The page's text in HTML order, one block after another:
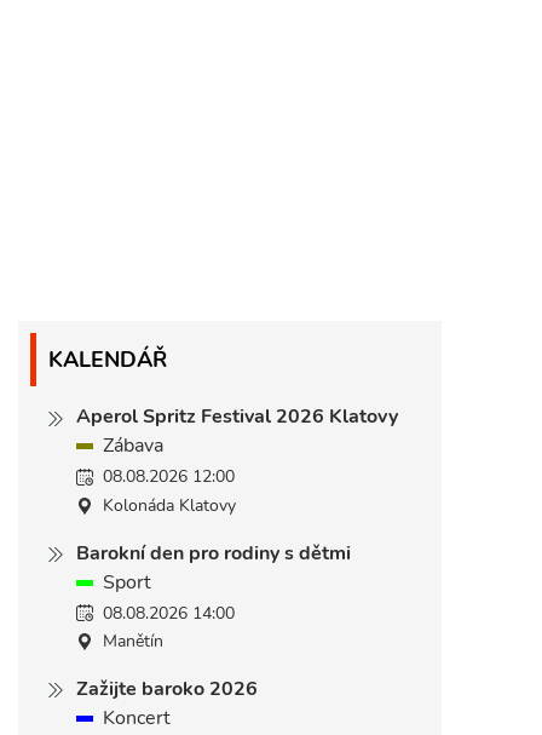
KALENDÁŘ
Aperol Spritz Festival 2026 Klatovy
Zábava
08.08.2026 12:00
Kolonáda Klatovy
Barokní den pro rodiny s dětmi
Sport
08.08.2026 14:00
Manětín
Zažijte baroko 2026
Koncert